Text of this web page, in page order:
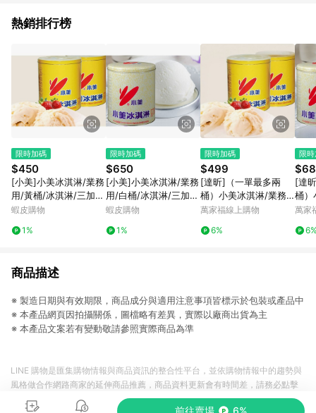
熱銷排行榜
限時加碼
$450
[小美]小美冰淇淋/業務
用/黃桶/冰淇淋/三加
侖/多種口味
蝦皮購物
1%
限時加碼
$650
[小美]小美冰淇淋/業務
用/白桶/冰淇淋/三加
侖/多種口味
蝦皮購物
1%
限時加碼
$499
[達昕]（一單最多兩
桶）小美冰淇淋/業務
用/黃桶/三加侖/多種口
萬家福線上購物
6%
限
[達
桶）
用/
萬家
商品描述
※ 製造日期與有效期限，商品成分與適用注意事項皆標示於包裝或產品中
※ 本產品網頁因拍攝關係，圖檔略有差異，實際以廠商出貨為主
※ 本產品文案若有變動敬請參照實際商品為準
前往賣場 6%
LINE 購物是匯集購物情報與商品資訊的整合性平台，並依購物情報中的趨勢與
風格做合作網路商家的延伸商品推薦，商品資料更新會有時間差，請務必點擊
商品至各合作網路商家，確認現售價與購物條件，一切資訊以合作廠商網頁為